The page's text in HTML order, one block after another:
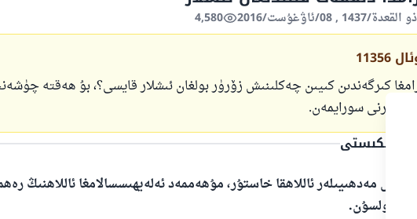
4,580
11356
كىرگەندىن كىيىن چەكلىنىش زۆرۈر بولغان ئىشلار قايسى؟، بۇ ھەقتە
سورايمەن.
تېكىستى
گۈزەل مەدھىيىلەر ئاللاھقا خاستۇر، مۇھەممەد ئەلەيھىسسالامغا ئاللاھنىڭ
بولسۇن.